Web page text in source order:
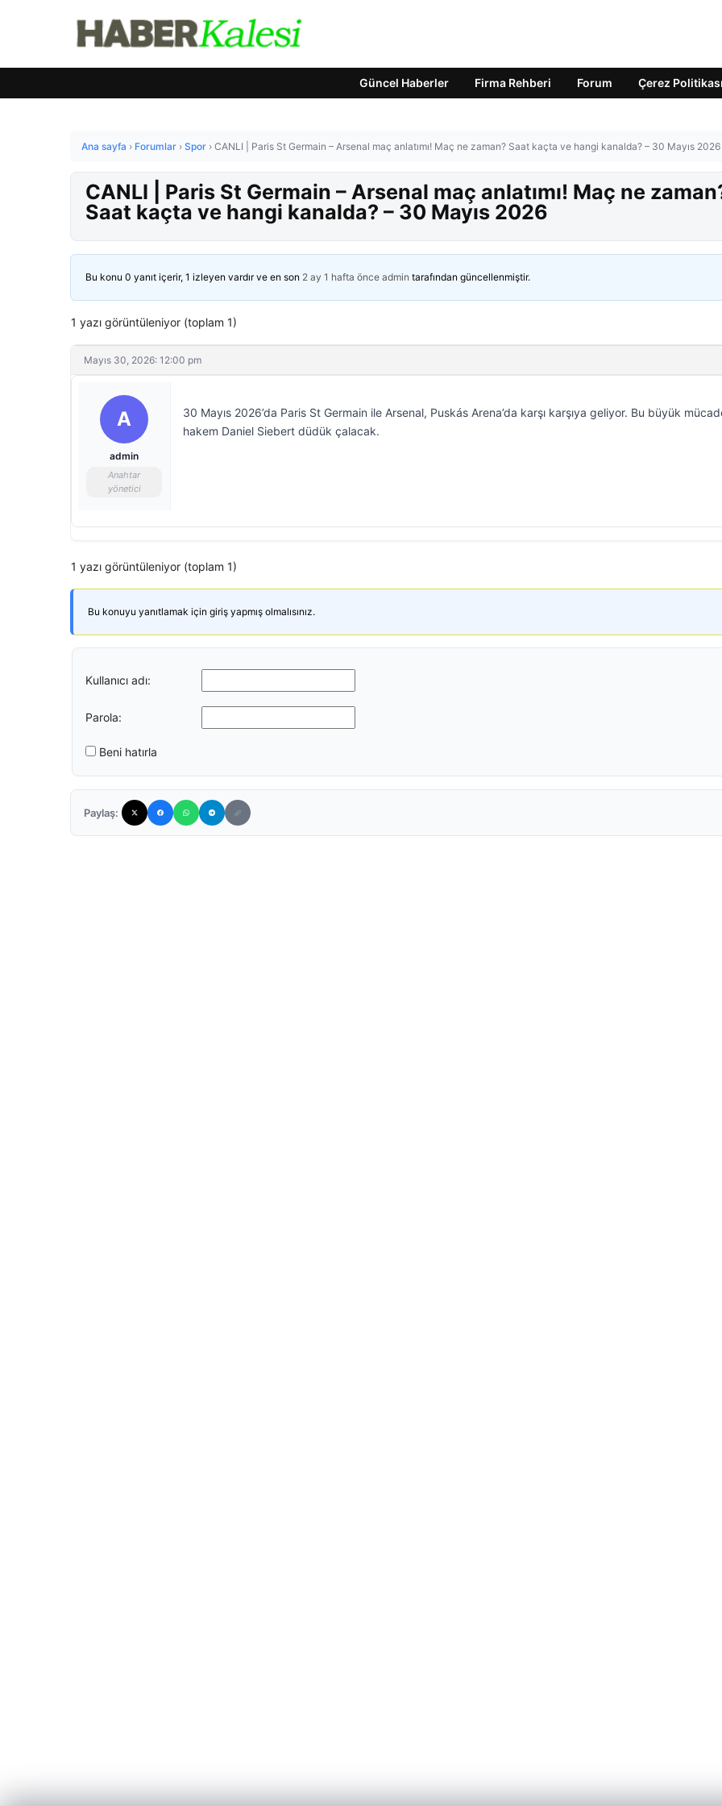
Güncel Haberler Firma Rehberi Forum Çerez Politikası
Ana sayfa › Forumlar › Spor › CANLI | Paris St Germain – Arsenal maç anlatımı! Maç ne zaman? Saat kaçta ve hangi kanalda? – 30 Mayıs 2026
CANLI | Paris St Germain – Arsenal maç anlatımı! Maç ne
Saat kaçta ve hangi kanalda? – 30 Mayıs 2026
Bu konu 0 yanıt içerir, 1 izleyen vardır ve en son 2 ay 1 hafta önce admin tarafından güncellenmiştir.
1 yazı görüntüleniyor (toplam 1)
Mayıs 30, 2026: 12:00 pm
A
admin
Anahtar
yönetici
30 Mayıs 2026’da Paris St Germain ile Arsenal, Puskás Arena’da karşı karşıya geliyor. Bu büyük
hakem Daniel Siebert düdük çalacak.
1 yazı görüntüleniyor (toplam 1)
Bu konuyu yanıtlamak için giriş yapmış olmalısınız.
Kullanıcı adı:
Parola:
Beni hatırla
Paylaş: